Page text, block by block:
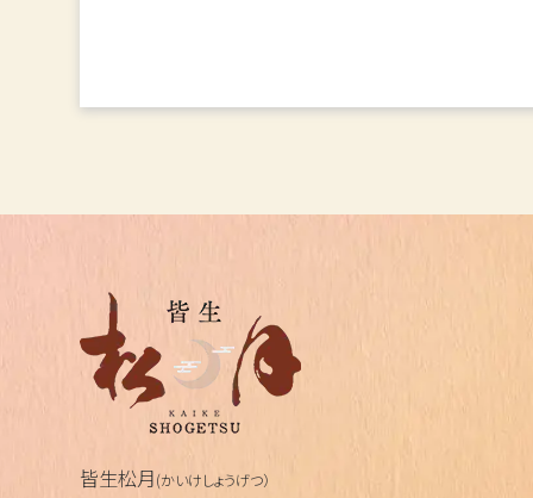
皆生松月(かいけしょうげつ）